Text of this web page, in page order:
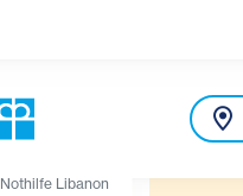
Nothilfe Libanon